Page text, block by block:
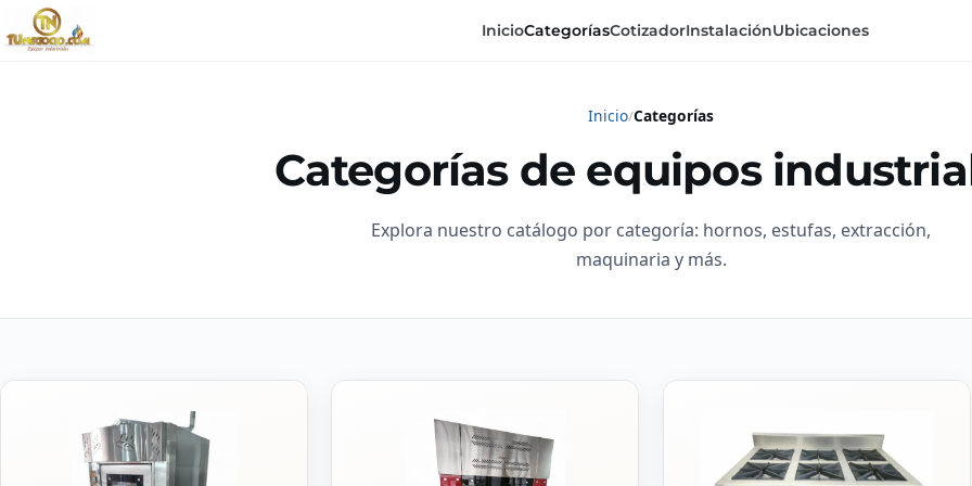
InicioCategoríasCotizadorInstalaciónUbicaciones
Inicio Categorías
Categorías de equipos
Explora nuestro catálogo por categoría: hornos, estufas, extracción,
maquinaria y más.